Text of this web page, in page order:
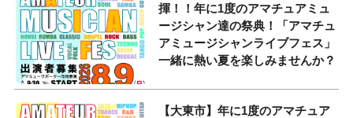
揮！！年に1度のアマチュアミュ
ージシャン達の祭典！「アマチュ
アミュージシャンライブフェス」
一緒に熱い夏を楽しみませんか？
【大東市】年に1度のアマチュア